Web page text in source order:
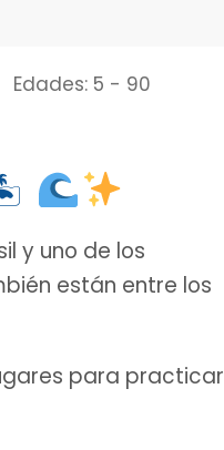
Edades: 5 - 90
y uno de los
están entre los
para practicar